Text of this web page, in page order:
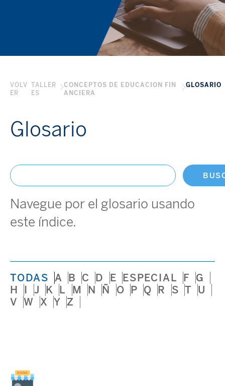
VOLV
ER
TALLER
ES
CONCEPTOS DE EDUCACION FIN
ANCIERA
GLOSARIO
Glosario
Navegue por el glosario usando
este índice.
A B C D E ESPECIAL F
G
H
I J K L M N Ñ O P Q R S T U
V W X Y Z
TODAS